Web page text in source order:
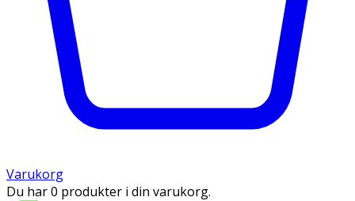
Varukorg
Du har 0 produkter i din varukorg.